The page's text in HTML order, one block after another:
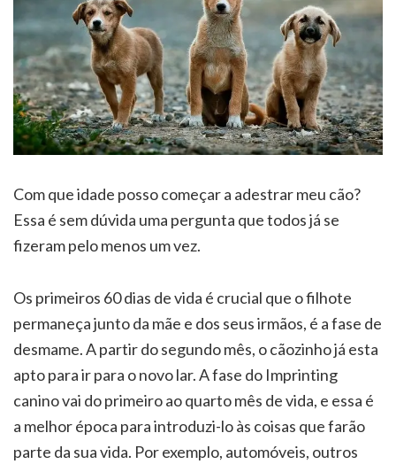
Com que idade posso começar a adestrar meu cão?
Essa é sem dúvida uma pergunta que todos já se
fizeram pelo menos um vez.
Os primeiros 60 dias de vida é crucial que o filhote
permaneça junto da mãe e dos seus irmãos, é a fase de
desmame. A partir do segundo mês, o cãozinho já esta
apto para ir para o novo lar. A fase do Imprinting
canino vai do primeiro ao quarto mês de vida, e essa é
a melhor época para introduzi-lo às coisas que farão
parte da sua vida. Por exemplo, automóveis, outros